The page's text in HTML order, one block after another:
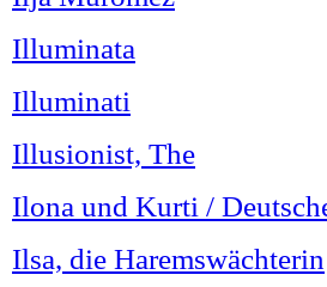
Illuminata
Illuminati
Illusionist, The
Ilona und Kurti /
Ilsa, die Haremswächterin